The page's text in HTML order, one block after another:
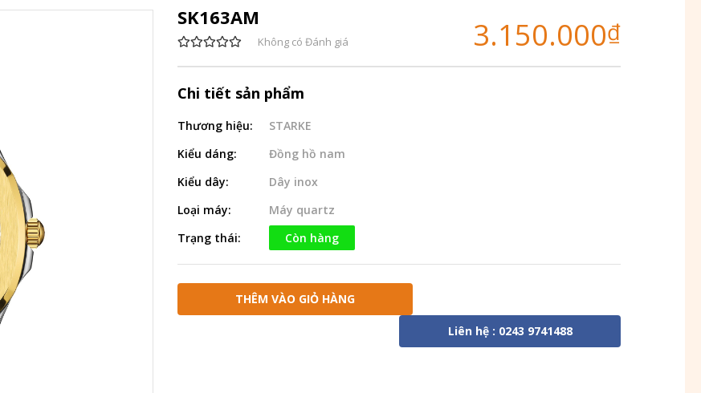
SK163AM
Không có Đánh giá 3.150.000₫
Chi tiết sản phẩm
Thương hiệu:
STARKE
Kiểu dáng:
Đồng hồ nam
Kiểu dây:
Dây inox
Loại máy:
Máy quartz
Trạng thái:
Còn hàng
THÊM VÀO GIỎ HÀNG
Liên hệ : 0243 9741488